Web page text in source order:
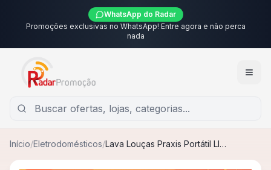
WhatsApp do Radar
Promoções exclusivas no WhatsApp! Entre agora e não perca
nada
Início/Eletrodomésticos/ Lava Louças Praxis Portátil Llpp Semi-automática